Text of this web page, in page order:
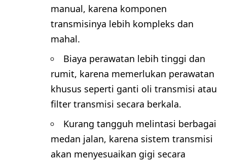
manual, karena komponen
transmisinya lebih kompleks dan
mahal.
Biaya perawatan lebih tinggi dan
rumit, karena memerlukan perawatan
khusus seperti ganti oli transmisi atau
filter transmisi secara berkala.
Kurang tangguh melintasi berbagai
medan jalan, karena sistem transmisi
akan menyesuaikan gigi secara